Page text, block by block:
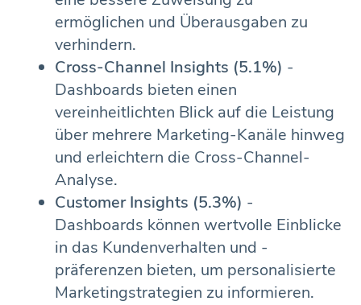
ermöglichen und Überausgaben zu
verhindern.
Cross-Channel Insights (5.1%) -
Dashboards bieten einen
vereinheitlichten Blick auf die Leistung
über mehrere Marketing-Kanäle hinweg
und erleichtern die Cross-Channel-
Analyse.
Customer Insights (5.3%) -
Dashboards können wertvolle Einblicke
in das Kundenverhalten und -
präferenzen bieten, um personalisierte
Marketingstrategien zu informieren.